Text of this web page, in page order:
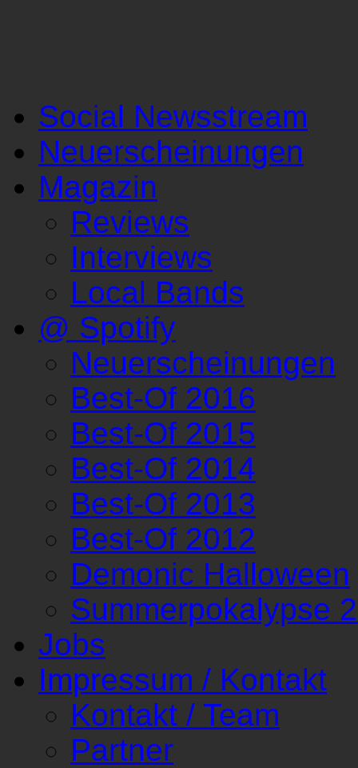
Social Newsstream
Neuerscheinungen
Magazin
Reviews
Interviews
Local Bands
@ Spotify
Neuerscheinungen
Best-Of 2016
Best-Of 2015
Best-Of 2014
Best-Of 2013
Best-Of 2012
Demonic Halloween
Summerpokalypse
Jobs
Impressum / Kontakt
Kontakt / Team
Partner